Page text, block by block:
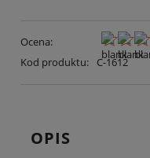
Ocena:
Kod produktu:
C-1612
OPIS